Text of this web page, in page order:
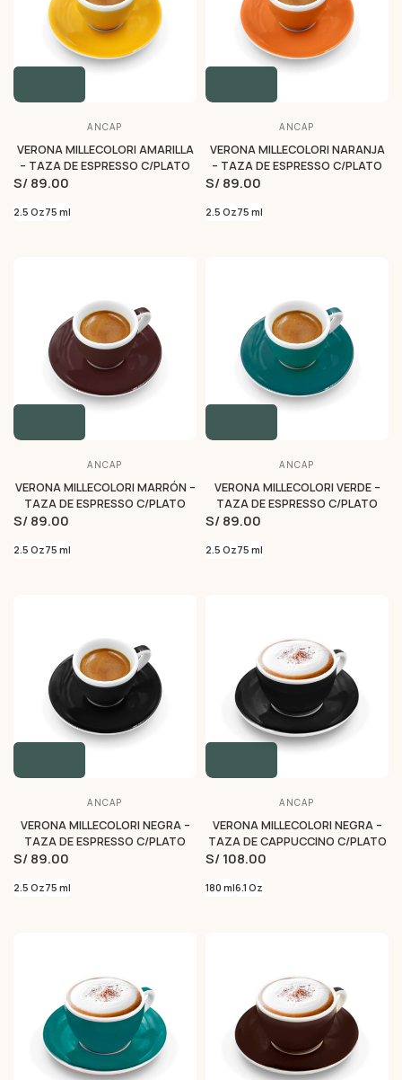
ANCAP
VERONA MILLECOLORI AMARILLA
– TAZA DE ESPRESSO C/PLATO
S/ 89.00
2.5 Oz75 ml
ANCAP
VERONA MILLECOLORI NARANJA
– TAZA DE ESPRESSO C/PLATO
S/ 89.00
2.5 Oz75 ml
ANCAP
VERONA MILLECOLORI MARRÓN –
TAZA DE ESPRESSO C/PLATO
S/ 89.00
2.5 Oz75 ml
ANCAP
VERONA MILLECOLORI VERDE –
TAZA DE ESPRESSO C/PLATO
S/ 89.00
2.5 Oz75 ml
ANCAP
VERONA MILLECOLORI NEGRA –
TAZA DE ESPRESSO C/PLATO
S/ 89.00
2.5 Oz75 ml
ANCAP
VERONA MILLECOLORI NEGRA –
TAZA DE CAPPUCCINO C/PLATO
S/ 108.00
180 ml6.1 Oz